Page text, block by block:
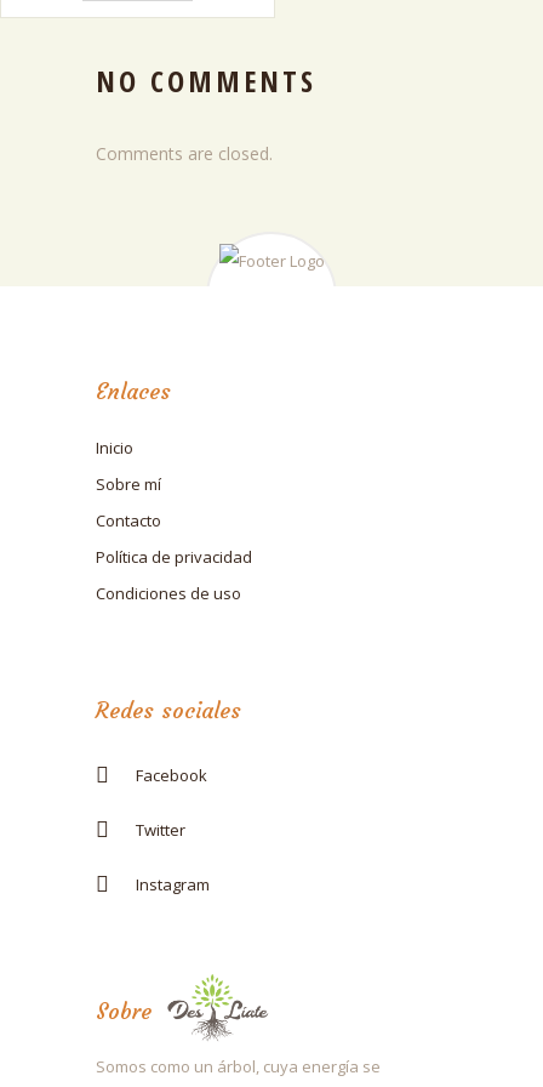
NO COMMENTS
Comments are closed.
Enlaces
Inicio
Sobre mí
Contacto
Política de privacidad
Condiciones de uso
Redes sociales
Facebook
Twitter
Instagram
Sobre
Somos como un árbol, cuya energía se